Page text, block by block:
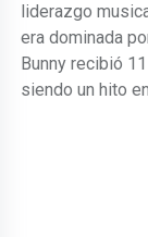
liderazgo
era dominada
Bunny recibió
siendo un hito